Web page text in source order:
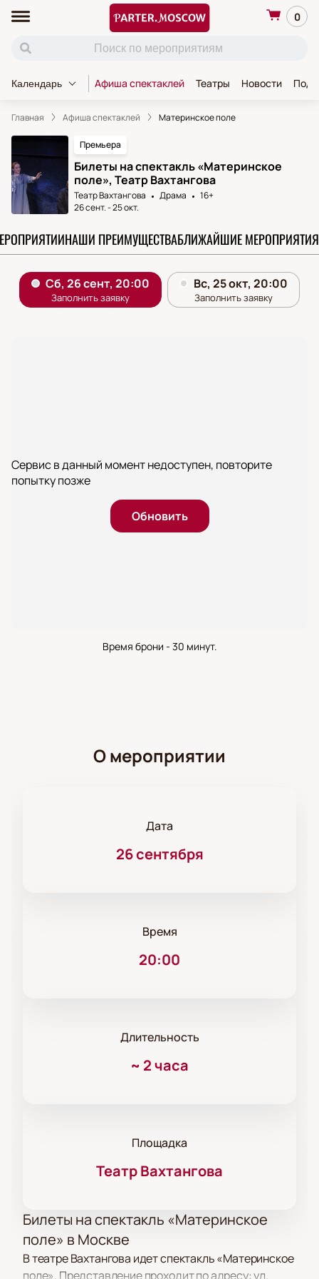
0
Календарь Афиша спектаклей Театры Новости
Главная Афиша спектаклей Материнское поле
Премьера
Билеты на спектакль «Материнское
поле», Театр Вахтангова
Театр Вахтангова Драма
16+
26 сент.-25 окт.
НАШИ ПРЕИМУЩЕСТВАБЛИЖАЙШИЕ МЕРОПРИЯТИЯ
Сервис в данный момент недоступен, повторите
попытку позже
Обновить
Время брони - 30 минут.
О мероприятии
Дата
26 сентября
Время
20:00
Длительность
~ 2 часа
Площадка
Театр Вахтангова
Билеты на спектакль «Материнское
поле» в Москве
В театре Вахтангова идет спектакль «Материнское
поле». Представление проходит по адресу: ул.